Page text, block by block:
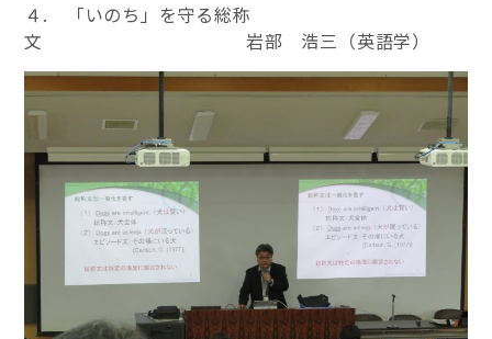
４. 「いのち」を守る総称
文 岩部 浩三（英語学）